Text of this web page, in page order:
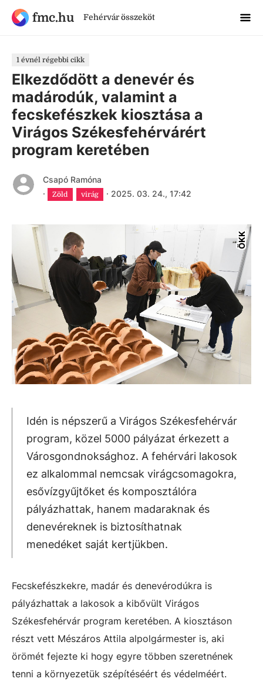
fmc.hu Fehérvár összeköt
1 évnél régebbi cikk
Elkezdődött a denevér és
madárodúk, valamint a
fecskefészkek kiosztása a
Virágos Székesfehérvárért
program keretében
Csapó Ramóna
·
Zöld virág · 2025. 03. 24., 17:42
ÖKK
Idén is népszerű a Virágos Székesfehérvár
program, közel 5000 pályázat érkezett a
Városgondnoksághoz. A fehérvári lakosok
ez alkalommal nemcsak virágcsomagokra,
esővízgyűjtőket és komposztálóra
pályázhattak, hanem madaraknak és
denevéreknek is biztosíthatnak
menedéket saját kertjükben.
Fecskefészkekre, madár és denevérodúkra is
pályázhattak a lakosok a kibővült Virágos
Székesfehérvár program keretében. A kiosztáson
részt vett Mészáros Attila alpolgármester is, aki
örömét fejezte ki hogy egyre többen szeretnének
tenni a környezetük szépítéséért és védelméért.